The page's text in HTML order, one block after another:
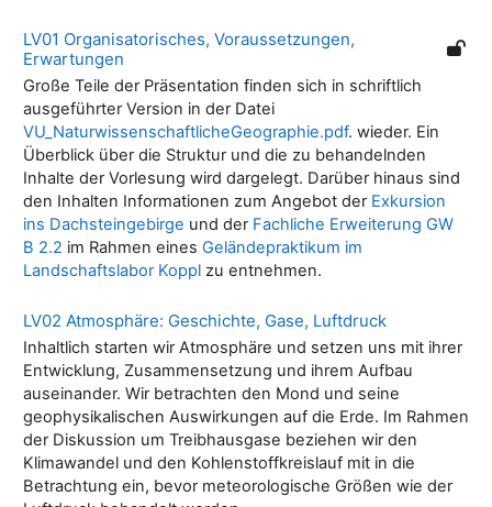
LV01 Organisatorisches, Voraussetzungen,
Erwartungen
Große Teile der Präsentation finden sich in schriftlich
ausgeführter Version in der Datei
VU_NaturwissenschaftlicheGeographie.pdf. wieder. Ein
Überblick über die Struktur und die zu behandelnden
Inhalte der Vorlesung wird dargelegt. Darüber hinaus sind
den Inhalten Informationen zum Angebot der Exkursion
ins Dachsteingebirge und der Fachliche Erweiterung GW
B 2.2 im Rahmen eines Geländepraktikum im
Landschaftslabor Koppl zu entnehmen.
LV02 Atmosphäre: Geschichte, Gase, Luftdruck
Inhaltlich starten wir Atmosphäre und setzen uns mit ihrer
Entwicklung, Zusammensetzung und ihrem Aufbau
auseinander. Wir betrachten den Mond und seine
geophysikalischen Auswirkungen auf die Erde. Im Rahmen
der Diskussion um Treibhausgase beziehen wir den
Klimawandel und den Kohlenstoffkreislauf mit in die
Betrachtung ein, bevor meteorologische Größen wie der